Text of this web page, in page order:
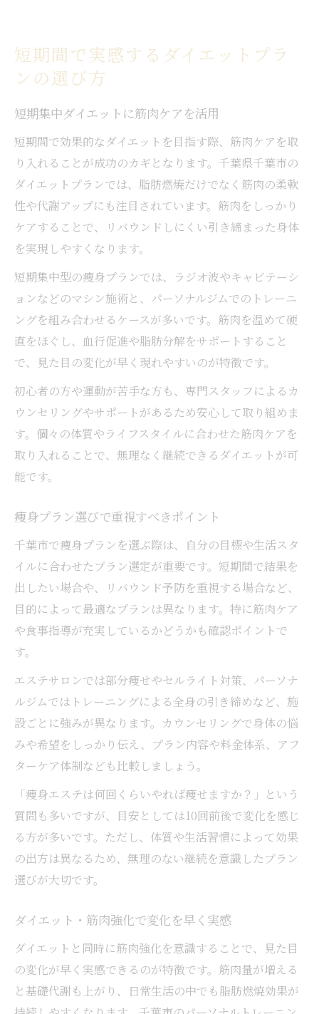
短期間で実感するダイエットプラ
ンの選び方
短期集中ダイエットに筋肉ケアを活用
短期間で効果的なダイエットを目指す際、筋肉ケアを取
り入れることが成功のカギとなります。千葉県千葉市の
ダイエットプランでは、脂肪燃焼だけでなく筋肉の柔軟
性や代謝アップにも注目されています。筋肉をしっかり
ケアすることで、リバウンドしにくい引き締まった身体
を実現しやすくなります。
短期集中型の痩身プランでは、ラジオ波やキャビテーシ
ョンなどのマシン施術と、パーソナルジムでのトレーニ
ングを組み合わせるケースが多いです。筋肉を温めて硬
直をほぐし、血行促進や脂肪分解をサポートすること
で、見た目の変化が早く現れやすいのが特徴です。
初心者の方や運動が苦手な方も、専門スタッフによるカ
ウンセリングやサポートがあるため安心して取り組めま
す。個々の体質やライフスタイルに合わせた筋肉ケアを
取り入れることで、無理なく継続できるダイエットが可
能です。
痩身プラン選びで重視すべきポイント
千葉市で痩身プランを選ぶ際は、自分の目標や生活スタ
イルに合わせたプラン選定が重要です。短期間で結果を
出したい場合や、リバウンド予防を重視する場合など、
目的によって最適なプランは異なります。特に筋肉ケア
や食事指導が充実しているかどうかも確認ポイントで
す。
エステサロンでは部分痩せやセルライト対策、パーソナ
ルジムではトレーニングによる全身の引き締めなど、施
設ごとに強みが異なります。カウンセリングで身体の悩
みや希望をしっかり伝え、プラン内容や料金体系、アフ
ターケア体制なども比較しましょう。
「痩身エステは何回くらいやれば痩せますか？」という
質問も多いですが、目安としては10回前後で変化を感じ
る方が多いです。ただし、体質や生活習慣によって効果
の出方は異なるため、無理のない継続を意識したプラン
選びが大切です。
ダイエット・筋肉強化で変化を早く実感
ダイエットと同時に筋肉強化を意識することで、見た目
の変化が早く実感できるのが特徴です。筋肉量が増える
と基礎代謝も上がり、日常生活の中でも脂肪燃焼効果が